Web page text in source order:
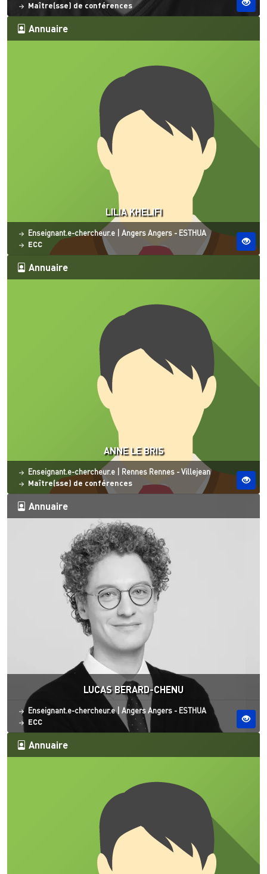
Maître(sse) de conférences
Annuaire
LILIA KHELIFI
Statut
Enseignant.e-chercheur.e Site ESO
AngersAngers - ESTHUA
ECC
Annuaire
ANNE LE BRIS
Statut
Enseignant.e-chercheur.e Site ESO
Rennes Rennes - Villejean
Maître(sse) de conférences
Annuaire
LUCAS BERARD-CHENU
Statut
Enseignant.e-chercheur.e Site ESO
AngersAngers - ESTHUA
ECC
Annuaire